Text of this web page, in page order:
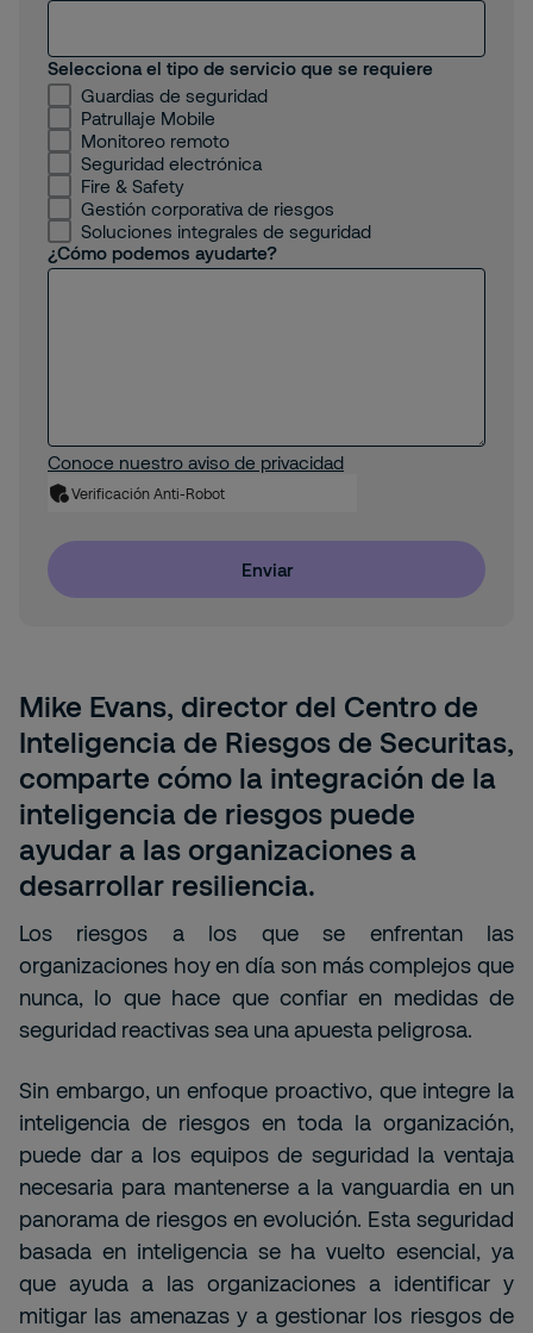
Mike Evans, director del Centro de
Inteligencia de Riesgos de Securitas,
comparte cómo la integración de la
inteligencia de riesgos puede
ayudar a las organizaciones a
desarrollar resiliencia.
Los riesgos a los que se enfrentan las
organizaciones hoy en día son más complejos que
nunca, lo que hace que confiar en medidas de
seguridad reactivas sea una apuesta peligrosa.
Sin embargo, un enfoque proactivo, que integre la
inteligencia de riesgos en toda la organización,
puede dar a los equipos de seguridad la ventaja
necesaria para mantenerse a la vanguardia en un
panorama de riesgos en evolución. Esta seguridad
basada en inteligencia se ha vuelto esencial, ya
que ayuda a las organizaciones a identificar y
mitigar las amenazas y a gestionar los riesgos de
Selecciona el tipo de servicio que se requiere
Guardias de seguridad
Patrullaje Mobile
Monitoreo remoto
Seguridad electrónica
Fire & Safety
Gestión corporativa de riesgos
Soluciones integrales de seguridad
¿Cómo podemos ayudarte?
Conoce nuestro aviso de privacidad
Verificación Anti-Robot
Enviar